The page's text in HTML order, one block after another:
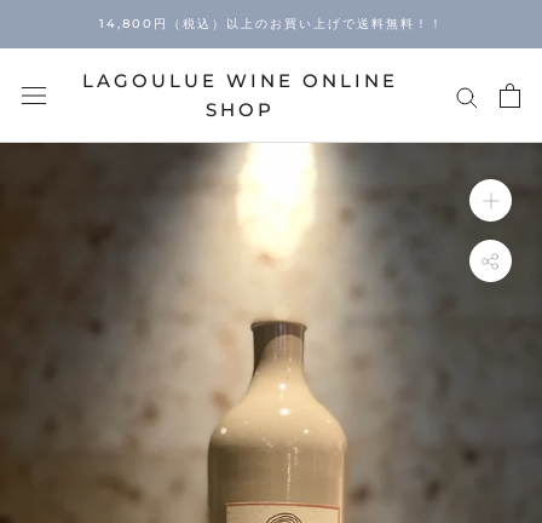
14,800円（税込）以上のお買い上げで送料無料！！
LAGOULUE WINE ONLINE
SHOP